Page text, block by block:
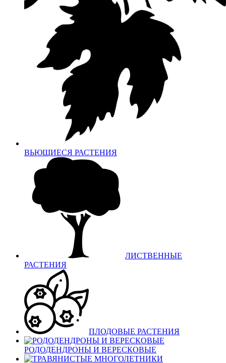
ВЬЮЩИЕСЯ РАСТЕНИЯ
ЛИСТВЕННЫЕ
РАСТЕНИЯ
ПЛОДОВЫЕ РАСТЕНИЯ
РОДОДЕНДРОНЫ И ВЕРЕСКОВЫЕ